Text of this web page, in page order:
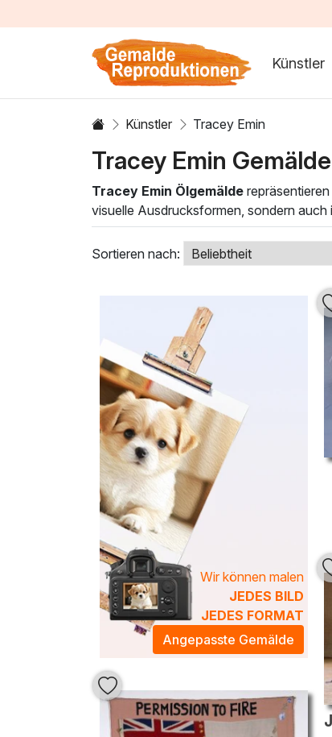
Künstler
Künstler Tracey Emin
Tracey Emin
Tracey Emin Ölgemälde
visuelle Ausdrucksformen, sondern
kombiniert expressive Pinselstriche mit
bereichert.
Die technischen Fähigkeiten von
Emotionen gekonnt zu transportieren.
Ihrem Zuhause ein Stück dieser
Nachdenken anregt.
Entdecken Sie unsere sorgfältig
verzaubern.
Sortieren nach:
Wir können malen
JEDES BILD
JEDES FORMAT
Angepasste Gemälde